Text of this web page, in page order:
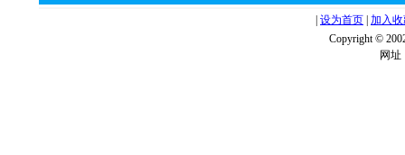
设为首页 加入
Copyright ©
网址